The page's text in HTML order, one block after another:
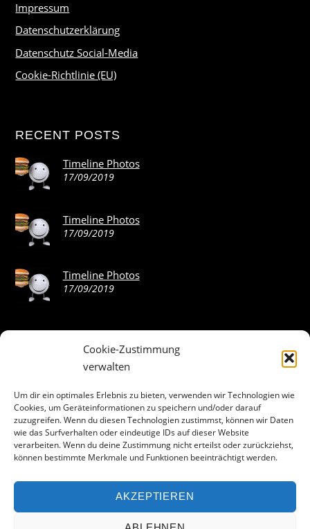
Cookie-Zustimmung
verwalten
Um dir ein optimales Erlebnis zu bieten, verwenden wir Technologien wie
Cookies, um Geräteinformationen zu speichern und/oder darauf
zuzugreifen. Wenn du diesen Technologien zustimmst, können wir Daten
wie das Surfverhalten oder eindeutige IDs auf dieser Website
verarbeiten. Wenn du deine Zustimmung nicht erteilst oder zurückziehst,
können bestimmte Merkmale und Funktionen beeinträchtigt werden.
AKZEPTIEREN
Impressum
Datenschutzerklärung
Datenschutz Social-Media
Cookie-Richtlinie (EU)
RECENT POSTS
Timeline Photos
17/09/2019
Timeline Photos
17/09/2019
Timeline Photos
17/09/2019
ABOUT THE LANDING THEME…
The Landing theme is a one-page design WordPress theme
that’s focused on getting your audience to follow-through
with your call-to-action. Built to work seamlessly with our
drag & drop Builder plugin, it gives you the ability to
customize the look and feel of your content.